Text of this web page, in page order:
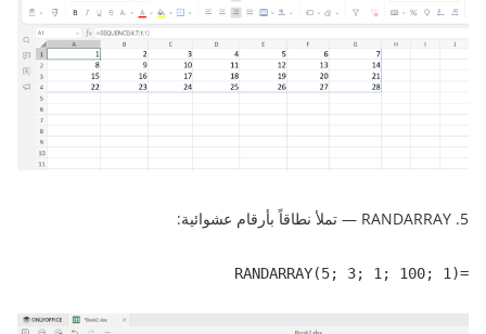
5. RANDARRAY — تملأ نطاقاً بأرقام عشوائية:
=RANDARRAY(5; 3; 1; 100; 1)